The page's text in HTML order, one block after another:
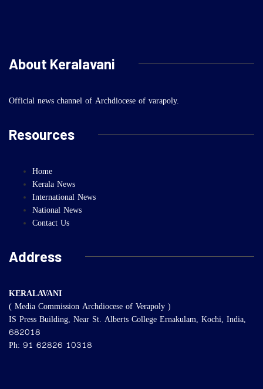
About Keralavani
Official news channel of Archdiocese of varapoly.
Resources
Home
Kerala News
International News
National News
Contact Us
Address
KERALAVANI
( Media Commission Archdiocese of Verapoly )
IS Press Building, Near St. Alberts College Ernakulam, Kochi, India,
682018
Ph: 91 62826 10318